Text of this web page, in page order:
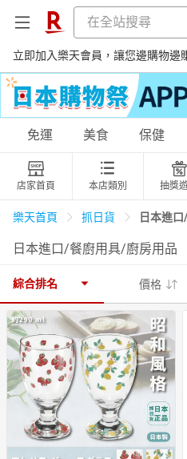
立即加入樂天會員，讓您邊購物邊
購物網分類
天天免運 美食蛋糕
居家生活 3C家電
女裝 男裝
日本購物 電子/紙本書
HOT
免運 美食 保健
店家首頁 本店類別 抽獎
樂天首頁 抓日貨 日本進
日本進口/餐廚用具/廚房用品
綜合排名 價格